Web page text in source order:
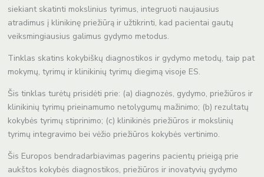
siekiant skatinti mokslinius tyrimus, integruoti naujausius
atradimus į klinikinę priežiūrą ir užtikrinti, kad pacientai gautų
veiksmingiausius galimus gydymo metodus.
Tinklas skatins kokybiškų diagnostikos ir gydymo metodų, taip pat
mokymų, tyrimų ir klinikinių tyrimų diegimą visoje ES.
Šis tinklas turėtų prisidėti prie: (a) diagnozės, gydymo, priežiūros ir
klinikinių tyrimų prieinamumo netolygumų mažinimo; (b) rezultatų
kokybės tyrimų stiprinimo; (c) klinikinės priežiūros ir mokslinių
tyrimų integravimo bei vėžio priežiūros kokybės vertinimo.
Šis Europos bendradarbiavimas pagerins pacientų prieigą prie
aukštos kokybės diagnostikos, priežiūros ir inovatyvių gydymo